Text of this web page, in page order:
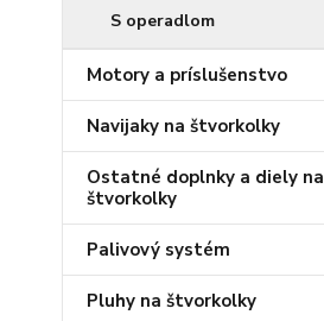
S operadlom
Motory a príslušenstvo
Navijaky na štvorkolky
Ostatné doplnky a diely na
štvorkolky
Palivový systém
Pluhy na štvorkolky